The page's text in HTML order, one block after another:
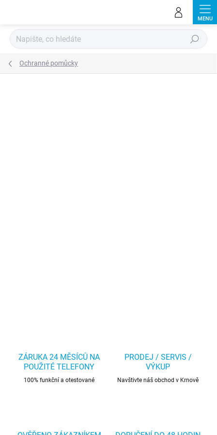
Hledat
Ochranné pomůcky
ZÁRUKA 24 MĚSÍCŮ NA
POUŽITÉ TELEFONY
100% funkční a otestované
PRODEJ / SERVIS /
VÝKUP
Navštivte náš obchod v Krnově